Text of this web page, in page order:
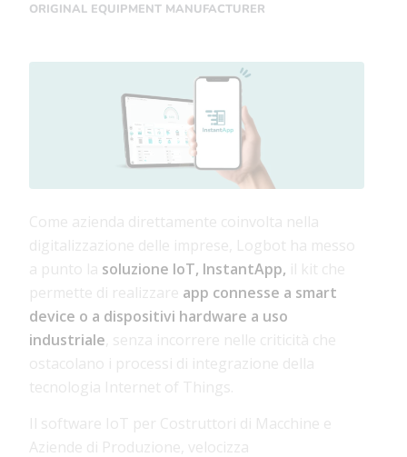
ORIGINAL EQUIPMENT MANUFACTURER
Come azienda direttamente coinvolta nella
digitalizzazione delle imprese, Logbot ha messo
a punto la soluzione IoT, InstantApp, il kit che
permette di realizzare app connesse a smart
device o a dispositivi hardware a uso
industriale , senza incorrere nelle criticità che
ostacolano i processi di integrazione della
tecnologia Internet of Things.
Il software IoT per Costruttori di Macchine e
Aziende di Produzione, velocizza